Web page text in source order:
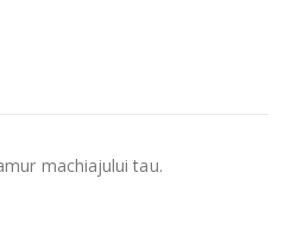
machiajului tau.